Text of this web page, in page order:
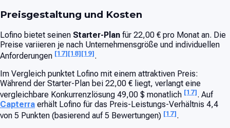
Preisgestaltung und Kosten
Lofino bietet seinen Starter-Plan für 22,00 € pro Monat an. Die
Preise variieren je nach Unternehmensgröße und individuellen
Anforderungen [17][18][19].
Im Vergleich punktet Lofino mit einem attraktiven Preis:
Während der Starter-Plan bei 22,00 € liegt, verlangt eine
vergleichbare Konkurrenzlösung 49,00 $ monatlich [17]. Auf
Capterra erhält Lofino für das Preis-Leistungs-Verhältnis 4,4
von 5 Punkten (basierend auf 5 Bewertungen) [17].